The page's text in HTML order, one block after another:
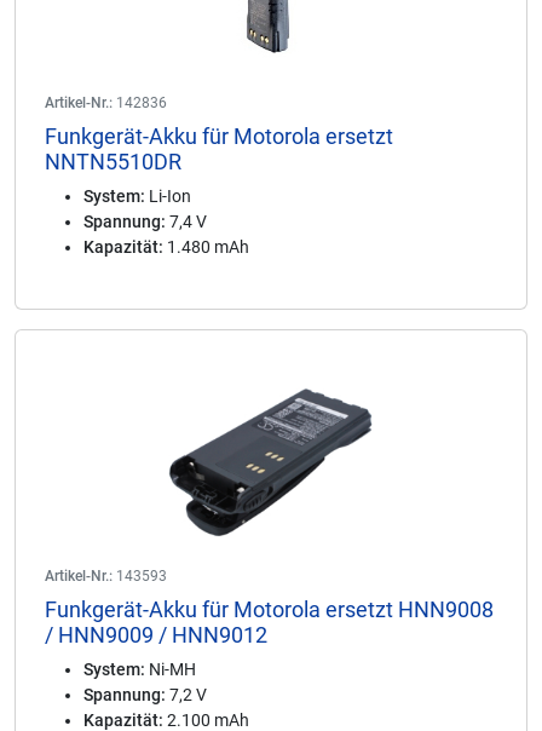
Artikel-Nr.: 142836
Funkgerät-Akku für Motorola ersetzt
NNTN5510DR
System: Li-Ion
Spannung: 7,4 V
Kapazität: 1.480 mAh
Artikel-Nr.: 143593
Funkgerät-Akku für Motorola ersetzt HNN9008
/ HNN9009 / HNN9012
System: Ni-MH
Spannung: 7,2 V
Kapazität: 2.100 mAh